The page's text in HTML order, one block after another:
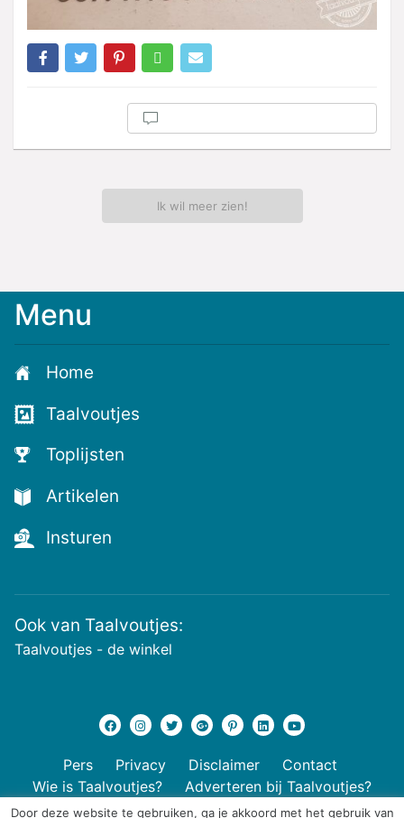
Ik wil meer zien!
Menu
Home
Taalvoutjes
Toplijsten
Artikelen
Insturen
Ook van Taalvoutjes:
Taalvoutjes - de winkel
Pers Privacy Disclaimer
Contact
Wie is Taalvoutjes?
Adverteren bij Taalvoutjes?
Door deze website te gebruiken, ga je akkoord met het gebruik van